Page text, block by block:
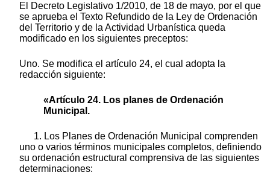
El Decreto Legislativo 1/2010, de 18 de mayo, por el que
se aprueba el Texto Refundido de la Ley de Ordenación
del Territorio y de la Actividad Urbanística queda
modificado en los siguientes preceptos:
Uno. Se modifica el artículo 24, el cual adopta la
redacción siguiente:
«Artículo 24. Los planes de Ordenación
Municipal.
1. Los Planes de Ordenación Municipal comprenden
uno o varios términos municipales completos, definiendo
su ordenación estructural comprensiva de las siguientes
determinaciones: